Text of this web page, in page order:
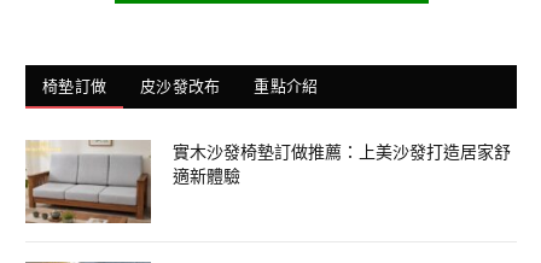
椅墊訂做 皮沙發改布 重點介紹
實木沙發椅墊訂做推薦：上美沙發打造居家舒
適新體驗